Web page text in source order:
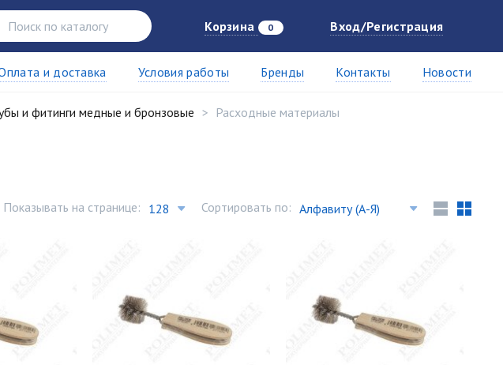
Корзина 0 Вход/Регистрация
и доставка Условия работы Бренды Контакты Новости
и фитинги медные и бронзовые Расходные материалы
Показывать на странице: Сортировать по: